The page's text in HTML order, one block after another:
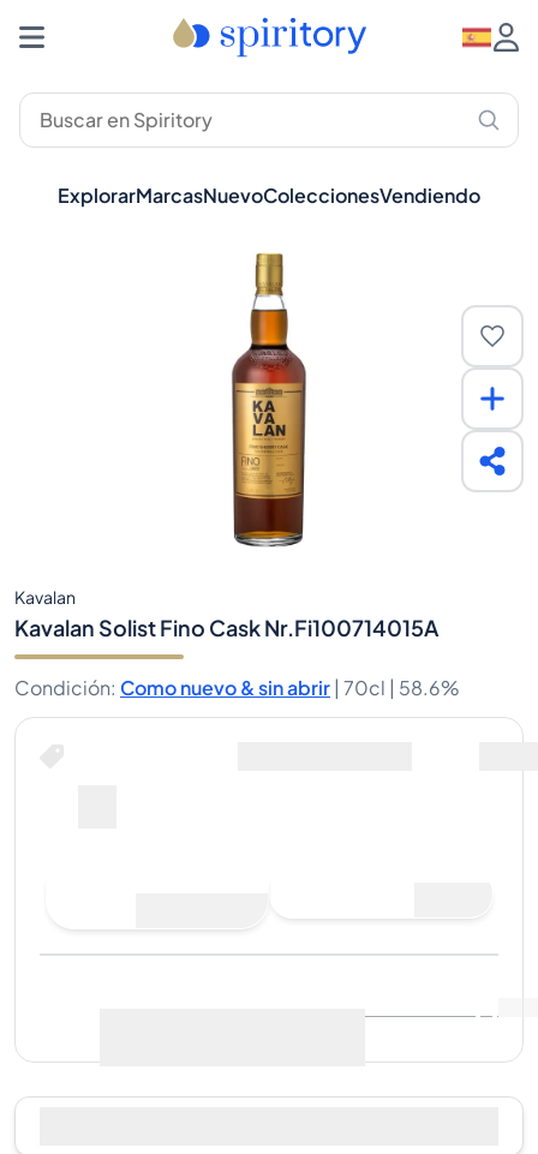
ExplorarMarcasNuevoColeccionesVendiendo
Kavalan
Kavalan Solist Fino Cask Nr.Fi100714015A
Condición: Como nuevo & sin abrir | 70cl | 58.6%